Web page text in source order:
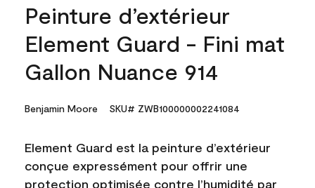
Peinture d’extérieur
Element Guard - Fini mat
Gallon Nuance 914
Benjamin Moore SKU# ZWB100000002241084
Element Guard est la peinture d’extérieur
conçue expressément pour offrir une
protection optimisée contre l’humidité par